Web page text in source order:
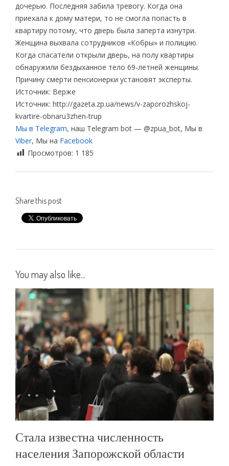
дочерью. Последняя забила тревогу. Когда она
приехала к дому матери, то не смогла попасть в
квартиру потому, что дверь была заперта изнутри.
Женщина выхвала сотрудников «Кобры» и полицию.
Когда спасатели открыли дверь, на полу квартиры
обнаружили бездыханное тело 69-летней женщины.
Причину смерти пенсионерки установят эксперты.
Источник: Верже
Источник: http://gazeta.zp.ua/news/v-zaporozhskoj-
kvartire-obnaru3zhen-trup
Мы в Telegram, наш Telegram bot — @zpua_bot, Мы в
Viber, Мы на Facebook
Просмотров: 1 185
Share this post
You may also like...
Стала известна численность
населения Запорожской области